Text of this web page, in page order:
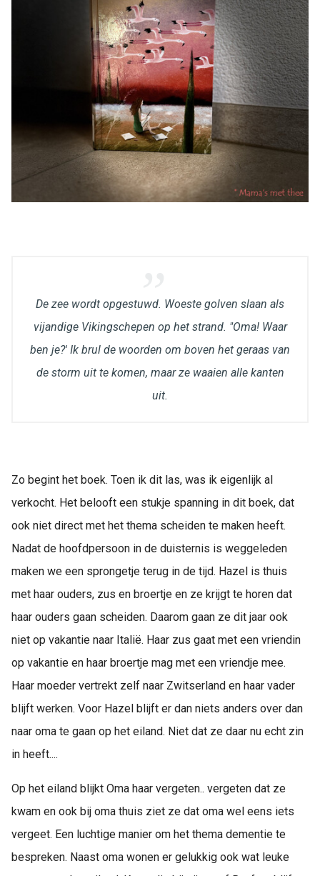
De zee wordt opgestuwd. Woeste golven slaan als
vijandige Vikingschepen op het strand. "Oma! Waar
ben je?' Ik brul de woorden om boven het geraas van
de storm uit te komen, maar ze waaien alle kanten
uit.
Zo begint het boek. Toen ik dit las, was ik eigenlijk al
verkocht. Het belooft een stukje spanning in dit boek, dat
ook niet direct met het thema scheiden te maken heeft.
Nadat de hoofdpersoon in de duisternis is weggeleden
maken we een sprongetje terug in de tijd. Hazel is thuis
met haar ouders, zus en broertje en ze krijgt te horen dat
haar ouders gaan scheiden. Daarom gaan ze dit jaar ook
niet op vakantie naar Italië. Haar zus gaat met een vriendin
op vakantie en haar broertje mag met een vriendje mee.
Haar moeder vertrekt zelf naar Zwitserland en haar vader
blijft werken. Voor Hazel blijft er dan niets anders over dan
naar oma te gaan op het eiland. Niet dat ze daar nu echt zin
in heeft....
Op het eiland blijkt Oma haar vergeten.. vergeten dat ze
kwam en ook bij oma thuis ziet ze dat oma wel eens iets
vergeet. Een luchtige manier om het thema dementie te
bespreken. Naast oma wonen er gelukkig ook wat leuke